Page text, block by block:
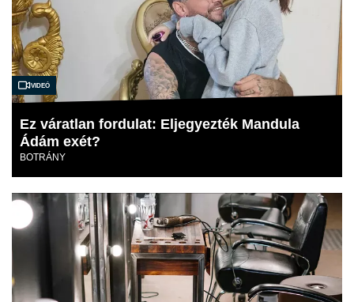
Videó
Ez váratlan fordulat: Eljegyezték Mandula
Ádám exét?
BOTRÁNY